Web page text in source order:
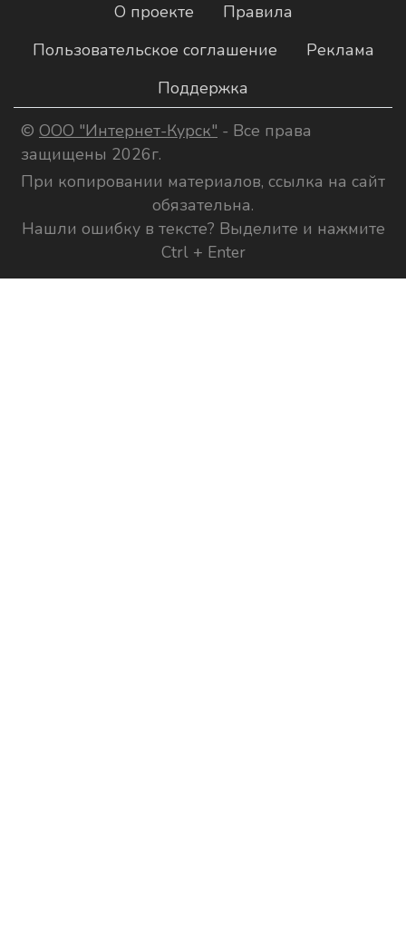
О проекте
Правила
Пользовательское соглашение
Реклама
Поддержка
© ООО "Интернет-Курск" - Все права
защищены 2026г.
При копировании материалов, ссылка на сайт
обязательна.
Нашли ошибку в тексте? Выделите и нажмите
Ctrl + Enter